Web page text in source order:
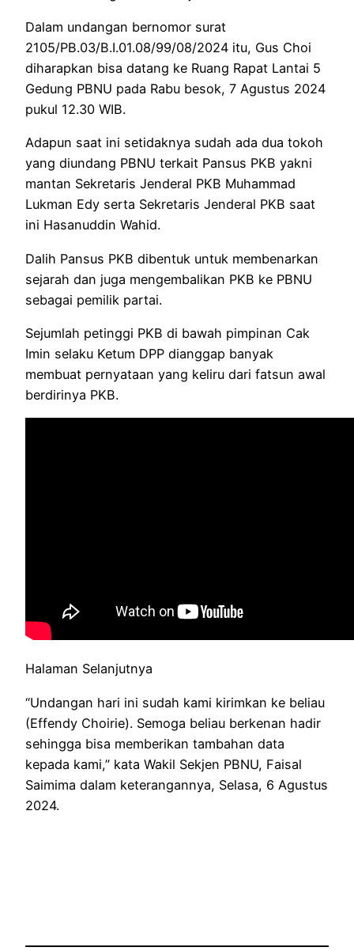
Dalam undangan bernomor surat
2105/PB.03/B.I.01.08/99/08/2024 itu, Gus Choi
diharapkan bisa datang ke Ruang Rapat Lantai 5
Gedung PBNU pada Rabu besok, 7 Agustus 2024
pukul 12.30 WIB.
Adapun saat ini setidaknya sudah ada dua tokoh
yang diundang PBNU terkait Pansus PKB yakni
mantan Sekretaris Jenderal PKB Muhammad
Lukman Edy serta Sekretaris Jenderal PKB saat
ini Hasanuddin Wahid.
Dalih Pansus PKB dibentuk untuk membenarkan
sejarah dan juga mengembalikan PKB ke PBNU
sebagai pemilik partai.
Sejumlah petinggi PKB di bawah pimpinan Cak
Imin selaku Ketum DPP dianggap banyak
membuat pernyataan yang keliru dari fatsun awal
berdirinya PKB.
Halaman Selanjutnya
“Undangan hari ini sudah kami kirimkan ke beliau
(Effendy Choirie). Semoga beliau berkenan hadir
sehingga bisa memberikan tambahan data
kepada kami,” kata Wakil Sekjen PBNU, Faisal
Saimima dalam keterangannya, Selasa, 6 Agustus
2024.